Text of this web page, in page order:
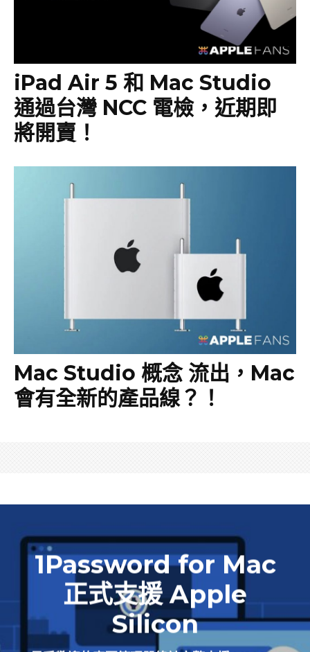
iPad Air 5 和 Mac Studio
通過台灣 NCC 電檢，近期即
將開賣！
Mac Studio 概念 流出，Mac
會有全新的產品線？！
1Password for Mac
正式支援 Apple
Silicon